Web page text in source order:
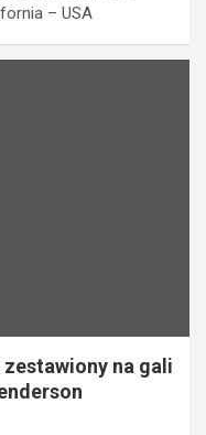
– USA
zestawiony na gali